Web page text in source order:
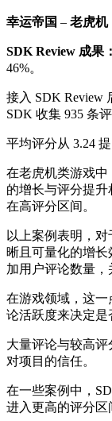
幸运帝国 – 老虎机
SDK Review 成果：
46%。
接入 SDK Review
SDK 收集 935 条
平均评分从 3.24
在老虎机类游戏
的增长与评分提
在高评分区间。
以上案例表明，
晰且可量化的增
加用户评论数量，
在游戏领域，这
论活跃度来决定是
大量评论与较高
对项目的信任。
在一些案例中，
进入更高的评分区